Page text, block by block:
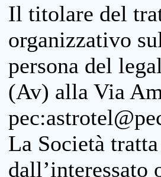
Il titolare del
organizzativo
persona del
(Av) alla Via
La Società